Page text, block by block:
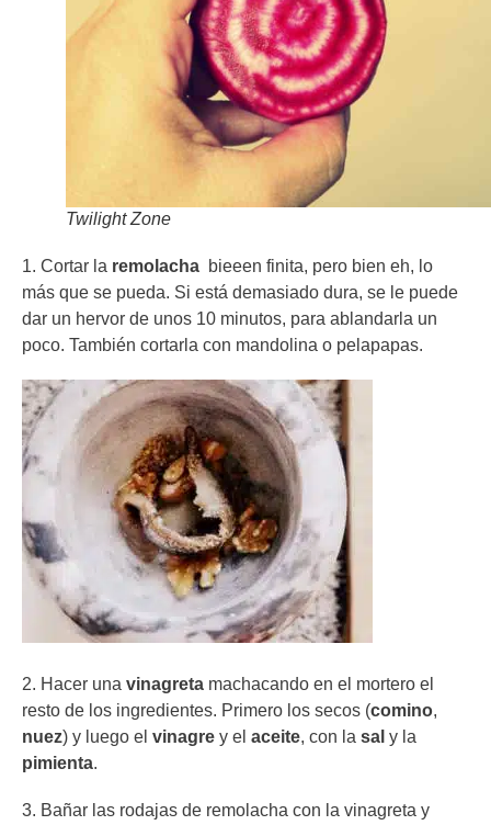
Twilight Zone
1. Cortar la remolacha bieeen finita, pero bien eh, lo
más que se pueda. Si está demasiado dura, se le puede
dar un hervor de unos 10 minutos, para ablandarla un
poco. También cortarla con mandolina o pelapapas.
2. Hacer una vinagreta machacando en el mortero el
resto de los ingredientes. Primero los secos (comino,
nuez) y luego el vinagre y el aceite, con la sal y la
pimienta.
3. Bañar las rodajas de remolacha con la vinagreta y